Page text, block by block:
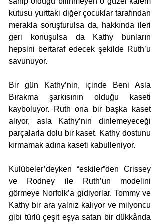
kutusu yurttaki diğer çocuklar tarafından
merakla soruşturulsa da, hakkında ileri
geri konuşulsa da Kathy bunların
hepsini bertaraf edecek şekilde Ruth’u
savunuyor.
Bir gün Kathy’nin, içinde Beni Asla
Bırakma şarkısının olduğu kaseti
kayboluyor. Ruth ona bir başka kaset
alıyor, asla Kathy’nin dinlemeyeceği
parçalarla dolu bir kaset. Kathy dostunu
kırmamak adına kaseti kabulleniyor.
Kulübeler’deyken “eskiler”den Crissey
ve Rodney ile Ruth’un modelini
görmeye Norfolk’a gidiyorlar. Tommy ve
Kathy bir ara yalnız kalıyor ve milyoncu
gibi türlü çeşit eşya satan bir dükkânda